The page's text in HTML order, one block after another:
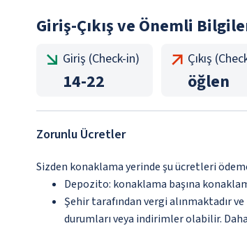
Giriş-Çıkış ve Önemli
Giriş (Check-in)
14-22
Çıkış
öğlen
Zorunlu Ücretler
Sizden konaklama yerinde şu ücretleri
Depozito: konaklama başına
Şehir tarafından vergi alınmaktadır
durumları veya indirimler olabilir.